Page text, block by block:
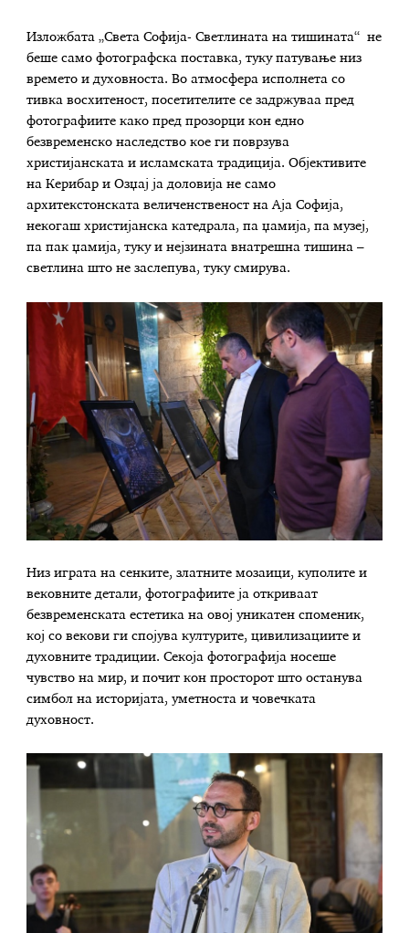
Изложбата „Света Софија- Светлината на тишината“ не
беше само фотографска поставка, туку патување низ
времето и духовноста. Во атмосфера исполнета со
тивка восхитеност, посетителите се задржуваа пред
фотографиите како пред прозорци кон едно
безвременско наследство кое ги поврзува
христијанската и исламската традиција. Објективите
на Керибар и Озџај ја доловија не само
архитекстонската величенственост на Аја Софија,
некогаш христијанска катедрала, па џамија, па музеј,
па пак џамија, туку и нејзината внатрешна тишина –
светлина што не заслепува, туку смирува.
Низ играта на сенките, златните мозаици, куполите и
вековните детали, фотографиите ја откриваат
безвременската естетика на овој уникатен споменик,
кој со векови ги спојува културите, цивилизациите и
духовните традиции. Секоја фотографија носеше
чувство на мир, и почит кон просторот што останува
симбол на историјата, уметноста и човечката
духовност.